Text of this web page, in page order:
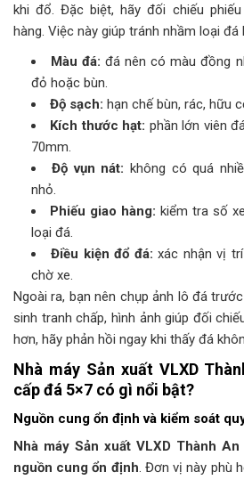
khi đổ. Đặc biệt, hãy đối chiếu
hàng. Việc này giúp tránh nhầm loại
Màu đá: đá nên có màu đồng
đỏ hoặc bùn.
Độ sạch: hạn chế bùn, rác, hữu
Kích thước hạt: phần lớn viên
70mm.
Độ vụn nát: không có quá
nhỏ.
Phiếu giao hàng: kiểm tra số
loại đá.
Điều kiện đổ đá: xác nhận vị
chờ xe.
Ngoài ra, bạn nên chụp ảnh lô đá
sinh tranh chấp, hình ảnh giúp đối
hơn, hãy phản hồi ngay khi thấy đá
Nhà máy Sản xuất VLXD
cấp đá 5×7 có gì nổi bật?
Nguồn cung ổn định và kiểm soát
Nhà máy Sản xuất VLXD Thành
nguồn cung ổn định. Đơn vị này phù